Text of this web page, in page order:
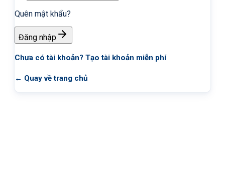
Quên mật khẩu?
Đăng nhập
Chưa có tài khoản? Tạo tài khoản miễn phí
← Quay về trang chủ